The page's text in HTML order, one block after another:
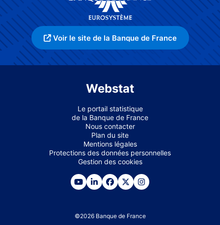
Voir le site de la Banque de France
Webstat
Le portail statistique
de la Banque de France
Nous contacter
Plan du site
Mentions légales
Protections des données personnelles
Gestion des cookies
©2026 Banque de France